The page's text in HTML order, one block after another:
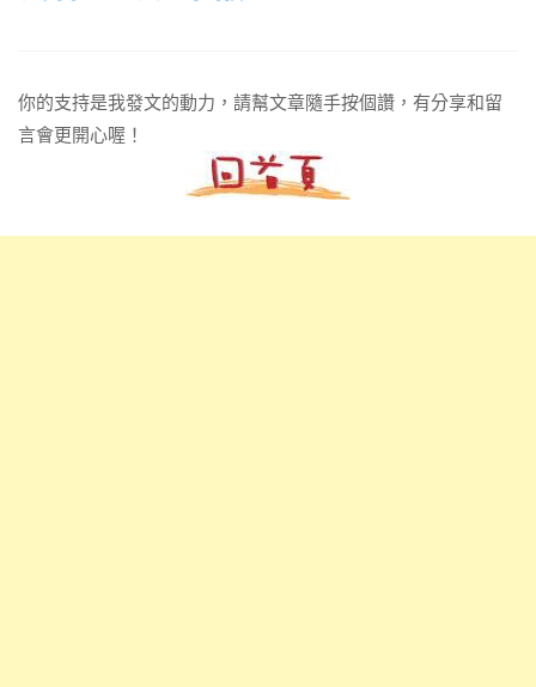
你的支持是我發文的動力，請幫文章隨手按個讚，有分享和留
言會更開心喔！